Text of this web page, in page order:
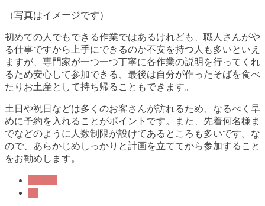
（写真はイメージです）
初めての人でもできる作業ではあるけれども、職人さんがや
る仕事ですから上手にできるのか不安を持つ人も多いといえ
ますが、専門家が一つ一つ丁寧に各作業の説明を行ってくれ
るため安心して参加できる、最後は自分が作ったそばを食べ
たりお土産として持ち帰ることもできます。
土日や祝日などは多くのお客さんが訪れるため、なるべく早
めに予約を入れることがポイントです。また、先着何名様ま
でなどのように人数制限が設けてあるところも多いです。な
ので、あらかじめしっかりと計画を立ててから参加すること
をお勧めします。